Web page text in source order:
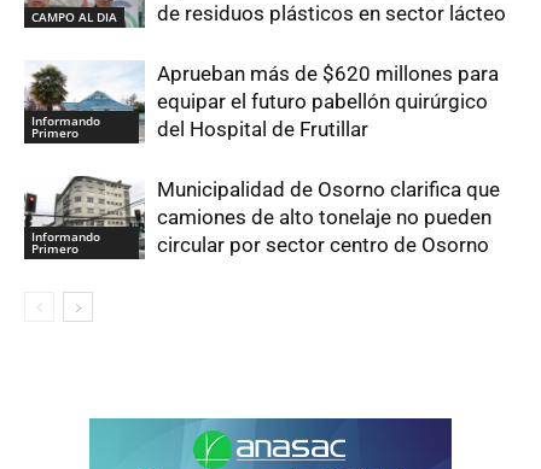
CAMPO AL DIA
de residuos plásticos en sector lácteo
Informando
Primero
Aprueban más de $620 millones para
equipar el futuro pabellón quirúrgico
del Hospital de Frutillar
Informando
Primero
Municipalidad de Osorno clarifica que
camiones de alto tonelaje no pueden
circular por sector centro de Osorno